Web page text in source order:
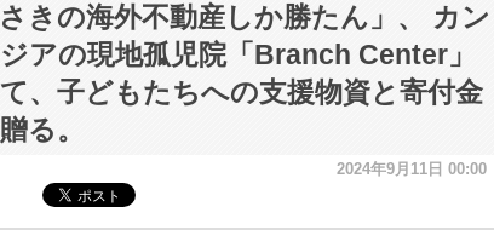
さきの海外不動産しか勝たん」、 カン
アの現地孤児院「Branch Center」
、子どもたちへの支援物資と寄付金
る。
2024年9月11日 00:00